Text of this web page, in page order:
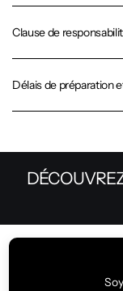
Clause de
Délais de préparation